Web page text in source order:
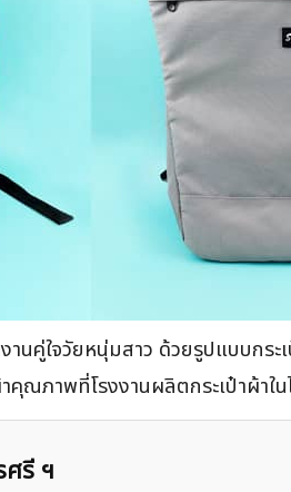
านคู่ใจวัยหนุ่มสาว ด้วยรูปแบบก
ณภาพที่โรงงานผลิตกระเป๋าผ้าใน
ศรี ฯ